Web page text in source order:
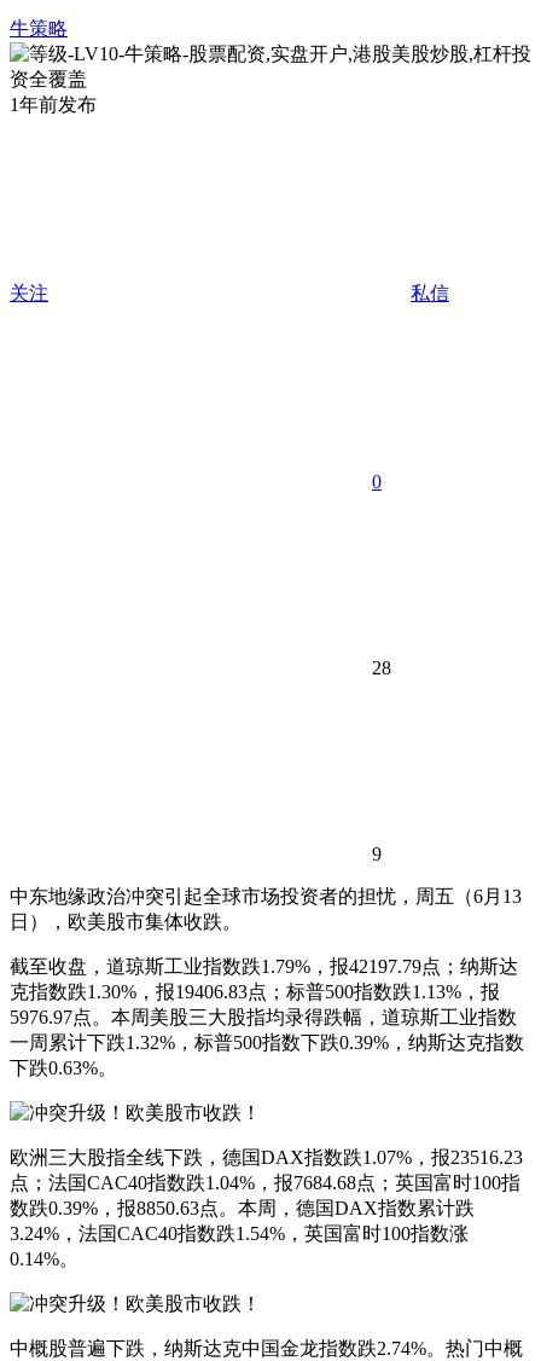
牛策略
1年前发布
关注 私信
0
28
9
中东地缘政治冲突引起全球市场投资者的担忧，周五（6月13
日），欧美股市集体收跌。
截至收盘，道琼斯工业指数跌1.79%，报42197.79点；纳斯达
克指数跌1.30%，报19406.83点；标普500指数跌1.13%，报
5976.97点。本周美股三大股指均录得跌幅，道琼斯工业指数
一周累计下跌1.32%，标普500指数下跌0.39%，纳斯达克指数
下跌0.63%。
欧洲三大股指全线下跌，德国DAX指数跌1.07%，报23516.23
点；法国CAC40指数跌1.04%，报7684.68点；英国富时100指
数跌0.39%，报8850.63点。本周，德国DAX指数累计跌
3.24%，法国CAC40指数跌1.54%，英国富时100指数涨
0.14%。
中概股普遍下跌，纳斯达克中国金龙指数跌2.74%。热门中概